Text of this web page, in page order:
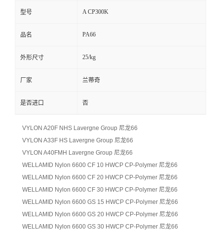
型号 A CP300K
品名 PA66
外形尺寸 25/kg
厂家 兰蒂奇
是否进口 否
VYLON A20F NHS Lavergne Group 尼龙66
VYLON A33F HS Lavergne Group 尼龙66
VYLON A40FMH Lavergne Group 尼龙66
WELLAMID Nylon 6600 CF 10 HWCP CP-Polymer 尼龙66
WELLAMID Nylon 6600 CF 20 HWCP CP-Polymer 尼龙66
WELLAMID Nylon 6600 CF 30 HWCP CP-Polymer 尼龙66
WELLAMID Nylon 6600 GS 15 HWCP CP-Polymer 尼龙66
WELLAMID Nylon 6600 GS 20 HWCP CP-Polymer 尼龙66
WELLAMID Nylon 6600 GS 30 HWCP CP-Polymer 尼龙66